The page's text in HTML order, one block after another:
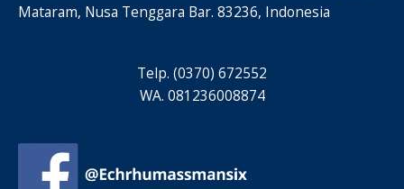
Mataram, Nusa Tenggara Bar. 83236, Indonesia
Telp. (0370) 672552
WA. 081236008874